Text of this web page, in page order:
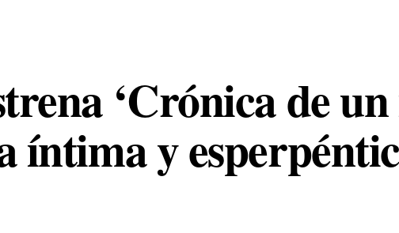
‘Crónica de
íntima y